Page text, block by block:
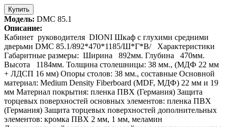
Купить
Модель: DMC 85.1
Описание:
Кабинет руководителя DIONI Шкаф с глухими средними
дверьми DMC 85.1/892*470*1185/Ш*Г*В/ Характеристики
Габаритные размеры: Ширина 892мм. Глубина 470мм.
Высота 1184мм. Толщина столешницы: 38 мм., (МДФ 22 мм
+ ЛДСП 16 мм) Опоры столов: 38 мм., составные Основной
материал: Medium Density Fiberboard (MDF, МДФ) 22 мм и 19
мм Материал покрытия: пленка ПВХ (Германия) Защита
торцевых поверхностей основных элементов: пленка ПВХ
(Германия) Защита торцевых поверхностей дополнительных
элементов: кромка ПВХ 2 мм, 1 мм, меламин